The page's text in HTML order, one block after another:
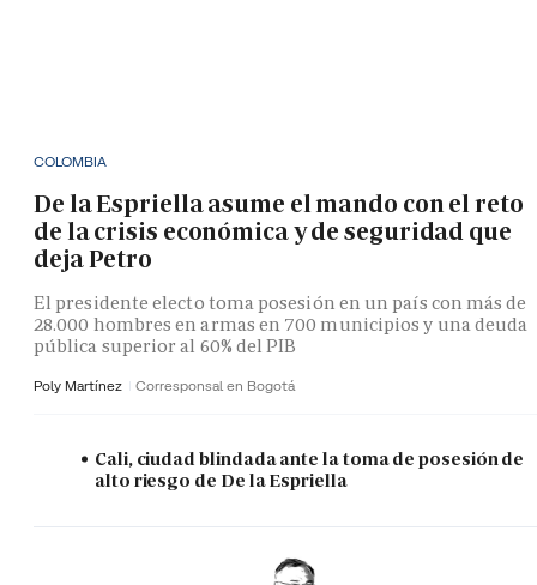
COLOMBIA
De la Espriella asume el mando con el reto
de la crisis económica y de seguridad que
deja Petro
El presidente electo toma posesión en un país con más de
28.000 hombres en armas en 700 municipios y una deuda
pública superior al 60% del PIB
Poly Martínez Corresponsal en Bogotá
Cali, ciudad blindada ante la toma de posesión de
alto riesgo de De la Espriella